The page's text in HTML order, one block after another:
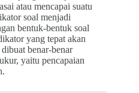
atau mencapai suatu
soal menjadi
bentuk-bentuk soal
yang tepat akan
benar-benar
yaitu pencapaian